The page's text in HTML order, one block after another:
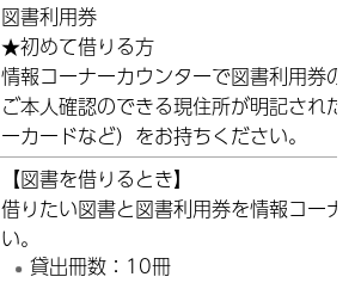
図書利用券
★初めて借りる方
情報コーナーカウンターで図書利用券の
ご本人確認のできる現住所が明記された
ーカードなど）をお持ちください。
【図書を借りるとき】
借りたい図書と図書利用券を情報コーナ
い。
貸出冊数：10冊